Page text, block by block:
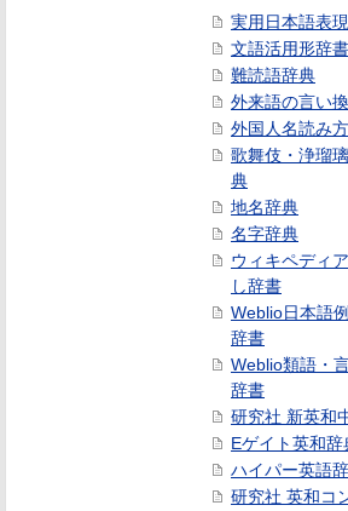
実用日本語表
文語活用形辞書
難読語辞典
外来語の言い
外国人名読み
歌舞伎・浄瑠
典
地名辞典
名字辞典
ウィキペディ
し辞書
Weblio日本語
辞書
Weblio類語・
辞書
研究社 新英和
Eゲイト英和辞
ハイパー英語
研究社 英和コ